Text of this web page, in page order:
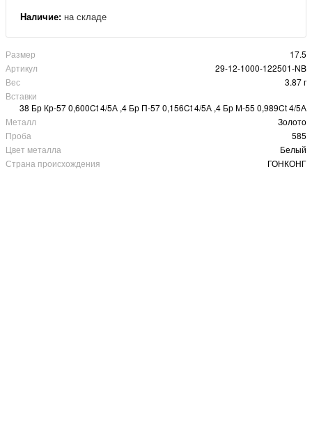
Наличие: на складе
Размер
17.5
Артикул
29-12-1000-122501-NB
Вес
3.87 г
Вставки
38 Бр Кр-57 0,600Ct 4/5А ,4 Бр П-57 0,156Ct 4/5А ,4 Бр М-55 0,989Ct 4/5А
Металл
Золото
Проба
585
Цвет металла
Белый
Страна происхождения
ГОНКОНГ